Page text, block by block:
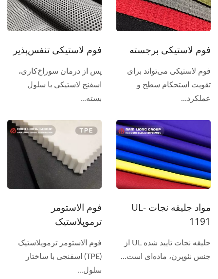
فوم لاستیکی برجسته
فوم لاستیکی می‌تواند برای
تقویت استحکام سطح و
عملکرد...
فوم لاستیکی تنفس‌پذیر
پس از درمان سوراخ‌کاری،
اسفنج لاستیکی با سلول
بسته...
مواد جلیقه نجات UL-
1191
جلیقه نجات تایید شده UL از
جنس نئوپرن، ماده‌ای است...
فوم الاستومر
ترموپلاستیک
فوم الاستومر ترموپلاستیک
(TPE) اسفنجی با ساختار
سلول...